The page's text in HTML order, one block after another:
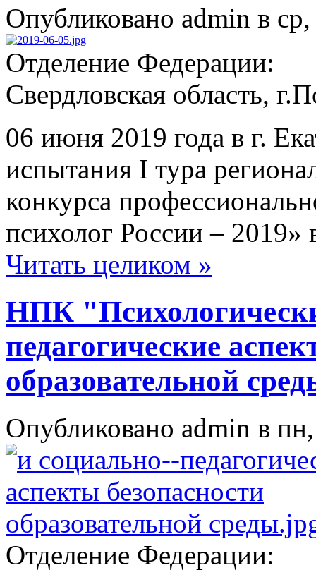
Опубликовано admin в
Отделение Федерации:
Свердловская область,
06 июня 2019 года в г.
испытания I тура
конкурса
психолог России – 2019»
Читать целиком »
НПК
педагогические
образовательной
Опубликовано admin в
Отделение Федерации: